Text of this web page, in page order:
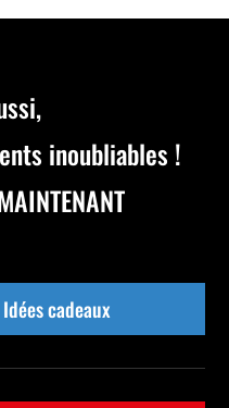
inoubliables !
cadeaux